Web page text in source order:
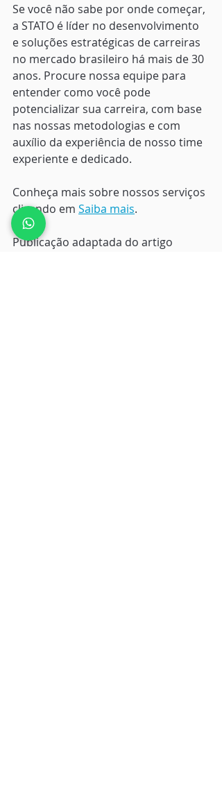
Se você não sabe por onde começar,
a STATO é líder no desenvolvimento
e soluções estratégicas de carreiras
no mercado brasileiro há mais de 30
anos. Procure nossa equipe para
entender como você pode
potencializar sua carreira, com base
nas nossas metodologias e com
auxílio da experiência de nosso time
experiente e dedicado.
Conheça mais sobre nossos serviços
clicando em Saiba mais.
Publicação adaptada do artigo